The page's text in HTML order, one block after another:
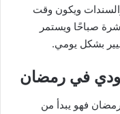
ويكون وقت
ثانية بعد العاشرة صباحًا ويستمر
في رمضان
فهو يبدأ من